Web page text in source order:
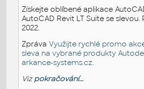
Získejte oblíbené aplikace
AutoCAD Revit LT Suite se slevou.
2022.
ZprávaVyužijte rychlé promo
sleva na vybrané produkty
arkance-systems.cz.
Viz pokračování...